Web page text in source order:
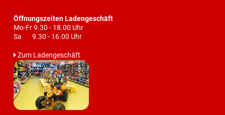
Öffnungszeiten Ladengeschäft
Mo-Fr 9.30 - 18.00 Uhr
Sa 9.30 - 16.00 Uhr
Zum Ladengeschäft